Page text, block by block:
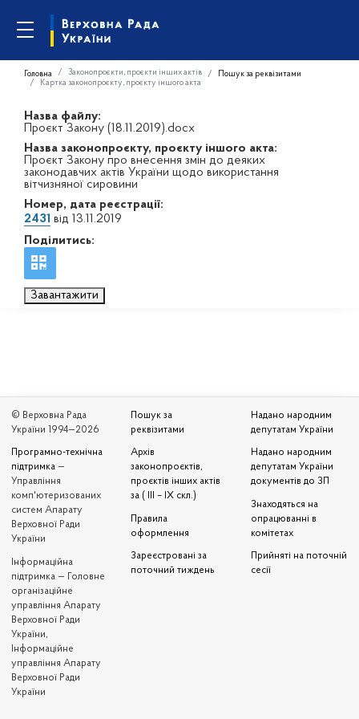
Головна Законопроєкти, проєкти інших актів
Пошук за реквізитами
Картка законопроєкту, проєкту іншого акта
Назва файлу:
Проєкт Закону (18.11.2019).docx
Назва законопроєкту, проєкту іншого акта:
Проєкт Закону про внесення змін до деяких
законодавчих актів України щодо використання
вітчизняної сировини
Номер, дата реєстрації:
2431 від 13.11.2019
Поділитись:
Завантажити
© Верховна Рада
України 1994—2026
Програмно-технічна
підтримка —
Управління
комп'ютеризованих
систем Апарату
Верховної Ради
України
Iнформаційна
підтримка — Головне
організаційне
управління Апарату
Верховної Ради
України,
Інформаційне
управління Апарату
Верховної Ради
України
Пошук за
реквізитами
Архів
законопроєктів,
проєктів інших актів
за ( III – IX скл.)
Правила
оформлення
Зареєстровані за
поточний тиждень
Надано народним
депутатам України
Надано народним
депутатам України
документів до ЗП
Знаходяться на
опрацюванні в
комітетах
Прийняті на поточній
сесії